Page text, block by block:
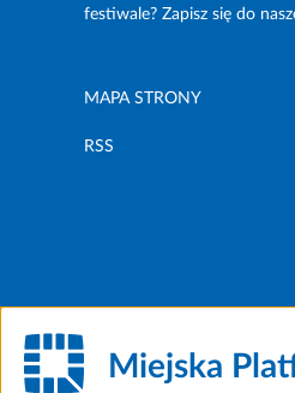
festiwale? Zapisz się do
MAPA STRONY
RSS
Miejska